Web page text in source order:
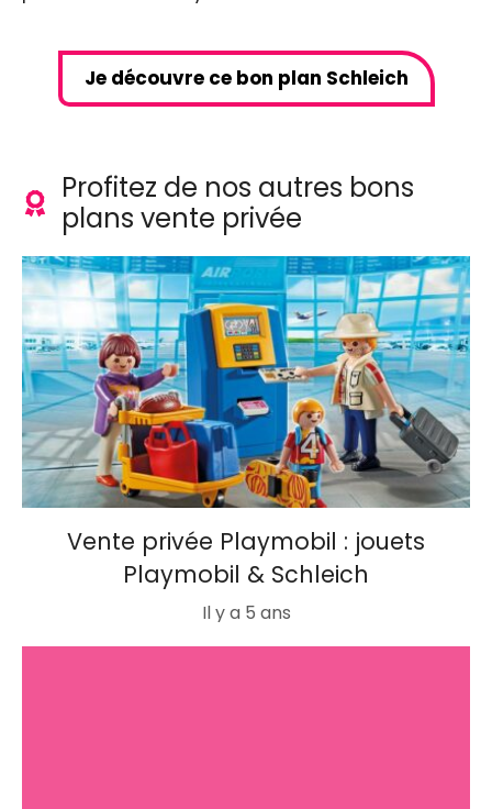
Je découvre ce bon plan Schleich
Profitez de nos autres bons
plans vente privée
Vente privée Playmobil : jouets
Playmobil & Schleich
Il y a 5 ans